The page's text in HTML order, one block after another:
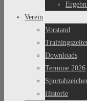
Verein
Vorstand
Downloads
Termine 2026
Historie